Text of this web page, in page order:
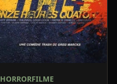
HORRORFILME